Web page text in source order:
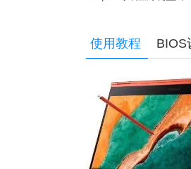
使用教程 BIOS